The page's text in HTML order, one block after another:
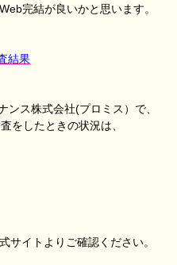
完結が良いかと思います。
結果
ンス株式会社(プロミス）で、
をしたときの状況は、
サイトよりご確認ください。